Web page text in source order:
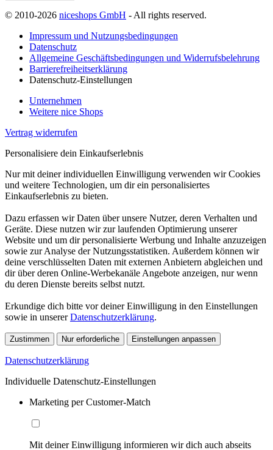
© 2010-2026 niceshops GmbH - All rights reserved.
Impressum und Nutzungsbedingungen
Datenschutz
Allgemeine Geschäftsbedingungen und Widerrufsbelehrung
Barrierefreiheitserklärung
Datenschutz-Einstellungen
Unternehmen
Weitere nice Shops
Vertrag widerrufen
Personalisiere dein Einkaufserlebnis
Nur mit deiner individuellen Einwilligung verwenden wir Cookies
und weitere Technologien, um dir ein personalisiertes
Einkaufserlebnis zu bieten.
Dazu erfassen wir Daten über unsere Nutzer, deren Verhalten und
Geräte. Diese nutzen wir zur laufenden Optimierung unserer
Website und um dir personalisierte Werbung und Inhalte anzuzeigen
sowie zur Analyse der Nutzungsstatistiken. Außerdem können wir
deine verschlüsselten Daten mit externen Anbietern abgleichen und
dir über deren Online-Werbekanäle Angebote anzeigen, nur wenn
du deren Dienste bereits selbst nutzt.
Erkundige dich bitte vor deiner Einwilligung in den Einstellungen
sowie in unsererDatenschutzerklärung.
Zustimmen Nur erforderliche Einstellungen anpassen
Datenschutzerklärung
Individuelle Datenschutz-Einstellungen
Marketing per Customer-Match
Mit deiner Einwilligung informieren wir dich auch abseits